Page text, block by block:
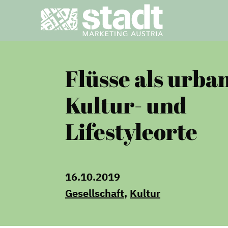
Flüsse als
Kultur- und
Lifestyleorte
16.10.2019
Gesellschaft, Kultur